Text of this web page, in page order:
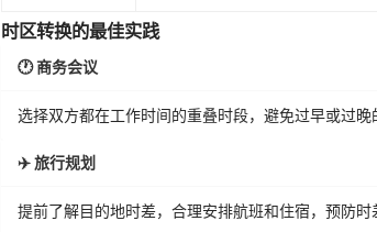
时区转换的最佳实践
🕐 商务会议
选择双方都在工作时间的重叠时段，避免过早或过晚
✈️ 旅行规划
提前了解目的地时差，合理安排航班和住宿，预防时